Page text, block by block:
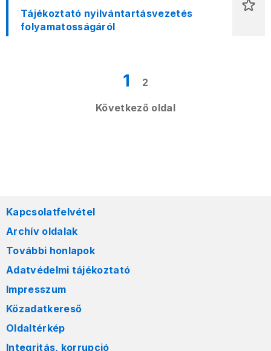
Tájékoztató nyilvántartásvezetés
folyamatosságáról
1 2
Következő oldal
Kapcsolatfelvétel
Archív oldalak
További honlapok
Adatvédelmi tájékoztató
Impresszum
Közadatkereső
Oldaltérkép
Integritás, korrupció